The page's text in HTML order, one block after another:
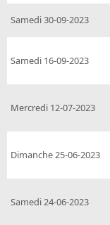
Samedi 30-09-2023
Samedi 16-09-2023
Mercredi 12-07-2023
Dimanche 25-06-2023
Samedi 24-06-2023